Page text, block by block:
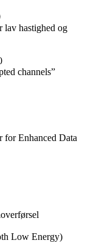
lav hastighed og
channels”
for Enhanced Data
Low Energy)